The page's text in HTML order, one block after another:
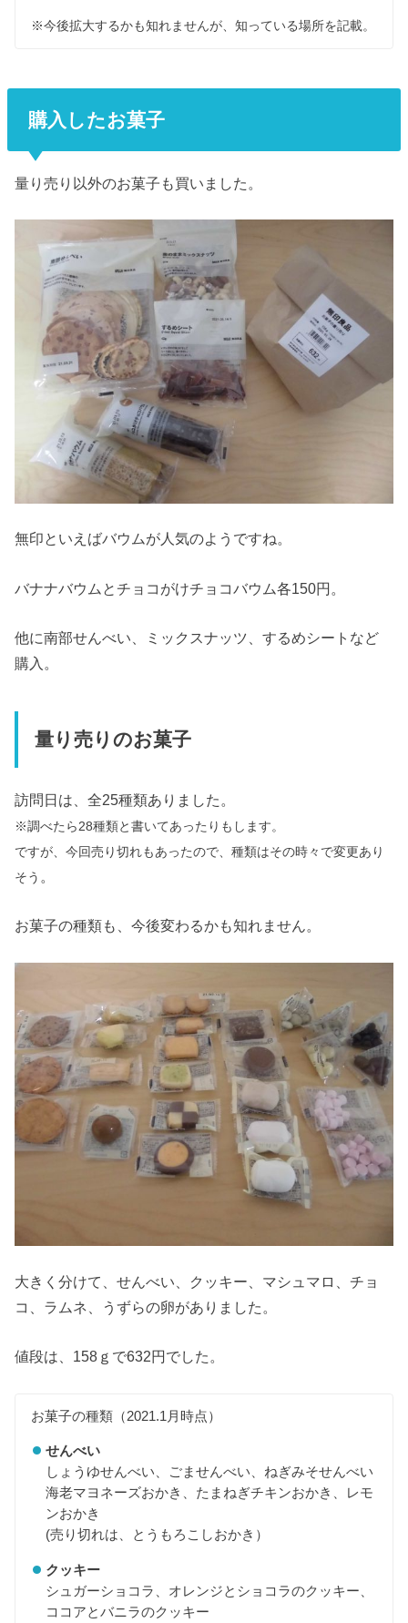
※今後拡大するかも知れませんが、知っている場所を記載。
購入したお菓子
量り売り以外のお菓子も買いました。
無印といえばバウムが人気のようですね。
バナナバウムとチョコがけチョコバウム各150円。
他に南部せんべい、ミックスナッツ、するめシートなど
購入。
量り売りのお菓子
訪問日は、全25種類ありました。
※調べたら28種類と書いてあったりもします。
ですが、今回売り切れもあったので、種類はその時々で変更あり
そう 。
お菓子の種類も、今後変わるかも知れません。
大きく分けて、せんべい、クッキー、マシュマロ、チョ
コ、ラムネ、うずらの卵がありました。
値段は、158ｇで632円でした。
お菓子の種類（2021.1月時点）
せんべい
しょうゆせんべい、ごませんべい、ねぎみそせんべい
海老マヨネーズおかき、たまねぎチキンおかき、レモ
ンおかき
(売り切れは、とうもろこしおかき）
クッキー
シュガーショコラ、オレンジとショコラのクッキー、
ココアとバニラのクッキー